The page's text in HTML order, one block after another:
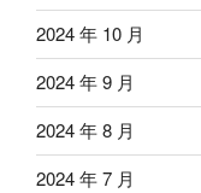
2024 年 10 月
2024 年 9 月
2024 年 8 月
2024 年 7 月